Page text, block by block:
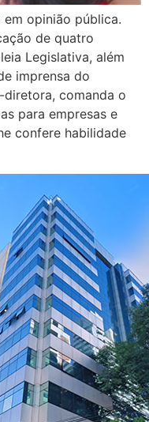
opinião pública.
de quatro
Legislativa, além
imprensa do
diretora, comanda o
para empresas e
confere habilidade